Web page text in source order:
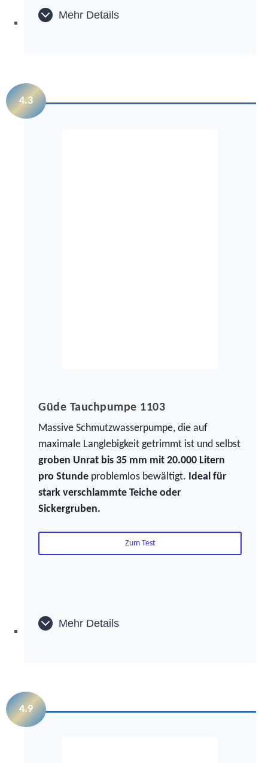
Mehr Details
4.3
Güde Tauchpumpe 1103
Massive Schmutzwasserpumpe, die auf
maximale Langlebigkeit getrimmt ist und selbst
groben Unrat bis 35 mm mit 20.000 Litern
pro Stunde problemlos bewältigt. Ideal für
stark verschlammte Teiche oder
Sickergruben.
Zum Test
Mehr Details
4.9